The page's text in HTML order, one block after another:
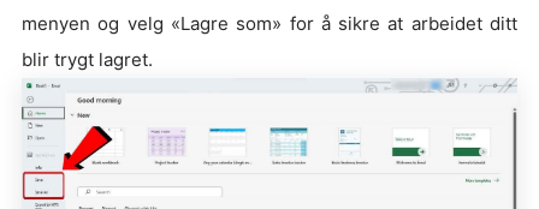
menyen og velg «Lagre som» for å sikre at arbeidet ditt
blir trygt lagret.